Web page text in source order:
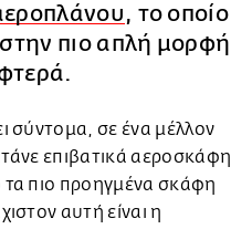
, το οποίο
στην πιο απλή μορφή
σύντομα, σε ένα μέλλον
επιβατικά αεροσκάφη
πιο προηγμένα σκάφη
αυτή είναι η